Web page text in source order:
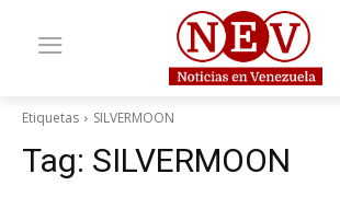
Etiquetas SILVERMOON
Tag: SILVERMOON